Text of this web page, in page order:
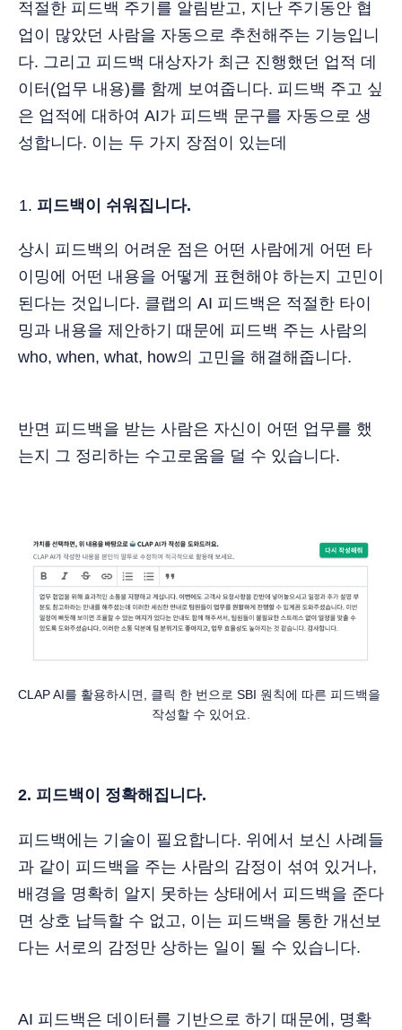
적절한 피드백 주기를 알림받고, 지난 주기동안 협
업이 많았던 사람을 자동으로 추천해주는 기능입니
다. 그리고 피드백 대상자가 최근 진행했던 업적 데
이터(업무 내용)를 함께 보여줍니다. 피드백 주고 싶
은 업적에 대하여 AI가 피드백 문구를 자동으로 생
성합니다. 이는 두 가지 장점이 있는데
피드백이 쉬워집니다.
상시 피드백의 어려운 점은 어떤 사람에게 어떤 타
이밍에 어떤 내용을 어떻게 표현해야 하는지 고민이
된다는 것입니다. 클랩의 AI 피드백은 적절한 타이
밍과 내용을 제안하기 때문에 피드백 주는 사람의
who, when, what, how의 고민을 해결해줍니다.
반면 피드백을 받는 사람은 자신이 어떤 업무를 했
는지 그 정리하는 수고로움을 덜 수 있습니다.
CLAP AI를 활용하시면, 클릭 한 번으로 SBI 원칙에 따른 피드백을
작성할 수 있어요.
2. 피드백이 정확해집니다.
피드백에는 기술이 필요합니다. 위에서 보신 사례들
과 같이 피드백을 주는 사람의 감정이 섞여 있거나,
배경을 명확히 알지 못하는 상태에서 피드백을 준다
면 상호 납득할 수 없고, 이는 피드백을 통한 개선보
다는 서로의 감정만 상하는 일이 될 수 있습니다.
AI 피드백은 데이터를 기반으로 하기 때문에, 명확